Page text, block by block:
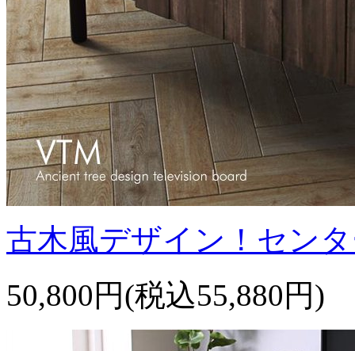
古木風デザイン！セン
50,800円(税込55,880円)